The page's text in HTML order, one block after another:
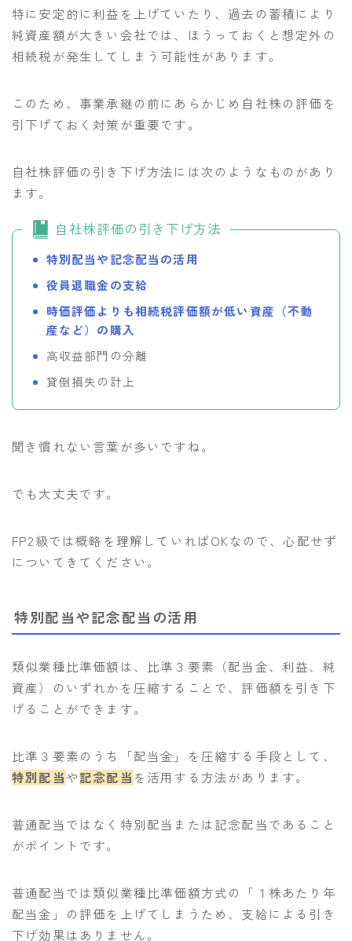
特に安定的に利益を上げていたり、過去の蓄積により
純資産額が大きい会社では、ほうっておくと想定外の
相続税が発生してしまう可能性があります。
このため、事業承継の前にあらかじめ自社株の評価を
引下げておく対策が重要です。
自社株評価の引き下げ方法には次のようなものがあり
ます。
自社株評価の引き下げ方法
特別配当や記念配当の活用
役員退職金の支給
時価評価よりも相続税評価額が低い資産（不動
産など）の購入
高収益部門の分離
貸倒損失の計上
聞き慣れない言葉が多いですね。
でも大丈夫です。
FP2級では概略を理解していればOKなので、心配せず
についてきてください。
特別配当や記念配当の活用
類似業種比準価額は、比準３要素（配当金、利益、純
資産）のいずれかを圧縮することで、評価額を引き下
げることができます。
比準３要素のうち「配当金」を圧縮する手段として、
特別配当や記念配当 を活用する方法があります。
普通配当ではなく特別配当または記念配当であること
がポイントです。
普通配当では類似業種比準価額方式の「１株あたり年
配当金」の評価を上げてしまうため、支給による引き
下げ効果はありません。